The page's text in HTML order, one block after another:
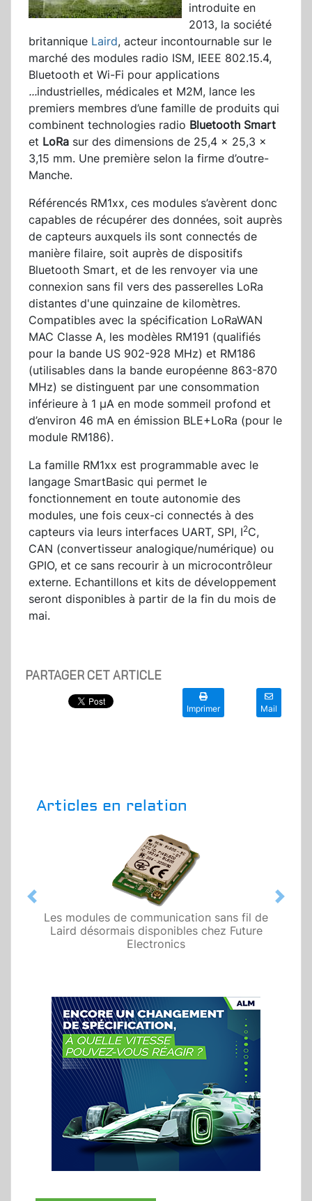
introduite en
2013, la société
britannique Laird, acteur incontournable sur le
marché des modules radio ISM, IEEE 802.15.4,
Bluetooth et Wi-Fi pour applications
...industrielles, médicales et M2M, lance les
premiers membres d’une famille de produits qui
combinent technologies radio Bluetooth Smart
et LoRa sur des dimensions de 25,4 x 25,3 x
3,15 mm. Une première selon la firme d’outre-
Manche.
Référencés RM1xx, ces modules s’avèrent donc
capables de récupérer des données, soit auprès
de capteurs auxquels ils sont connectés de
manière filaire, soit auprès de dispositifs
Bluetooth Smart, et de les renvoyer via une
connexion sans fil vers des passerelles LoRa
distantes d'une quinzaine de kilomètres.
Compatibles avec la spécification LoRaWAN
MAC Classe A, les modèles RM191 (qualifiés
pour la bande US 902-928 MHz) et RM186
(utilisables dans la bande européenne 863-870
MHz) se distinguent par une consommation
inférieure à 1 µA en mode sommeil profond et
d’environ 46 mA en émission BLE+LoRa (pour le
module RM186).
La famille RM1xx est programmable avec le
langage SmartBasic qui permet le
fonctionnement en toute autonomie des
modules, une fois ceux-ci connectés à des
capteurs via leurs interfaces UART, SPI, I2C,
CAN (convertisseur analogique/numérique) ou
GPIO, et ce sans recourir à un microcontrôleur
externe. Echantillons et kits de développement
seront disponibles à partir de la fin du mois de
mai.
PARTAGER CET ARTICLE
Imprimer Mail
Articles en relation
Les modules de communication sans fil de
Laird désormais disponibles chez Future
Electronics
Previous Next